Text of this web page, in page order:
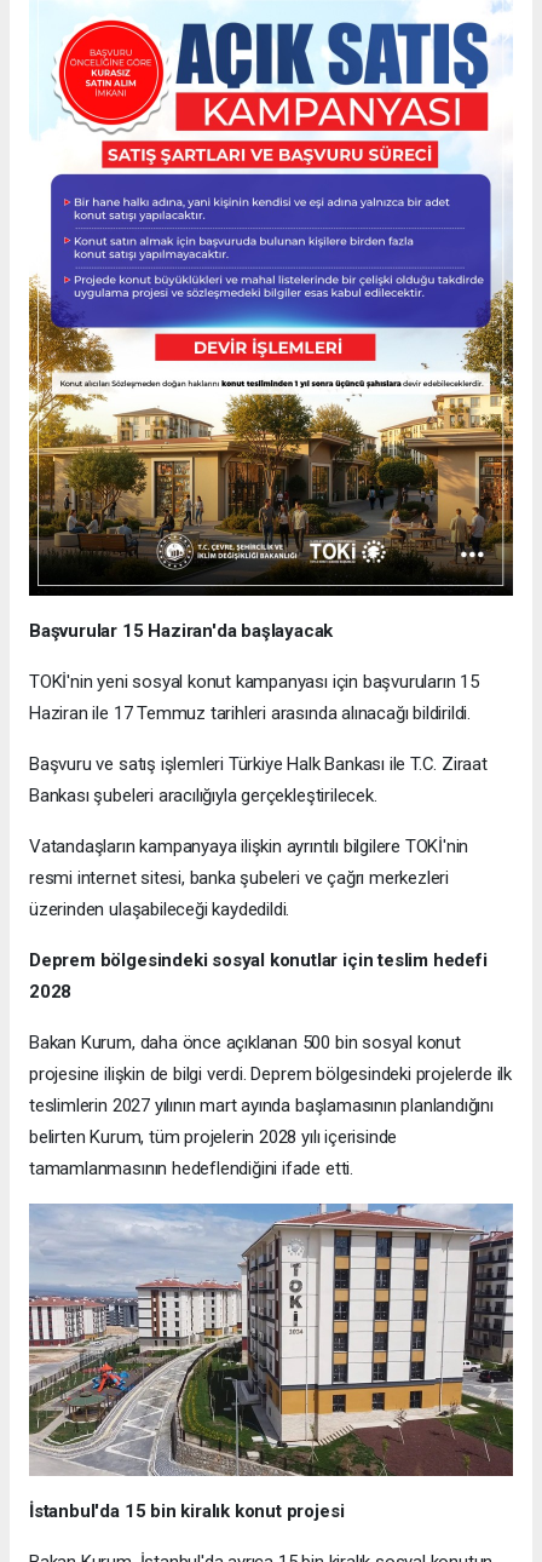
Başvurular 15 Haziran'da başlayacak
TOKİ'nin yeni sosyal konut kampanyası için başvuruların 15
Haziran ile 17 Temmuz tarihleri arasında alınacağı bildirildi.
Başvuru ve satış işlemleri Türkiye Halk Bankası ile T.C. Ziraat
Bankası şubeleri aracılığıyla gerçekleştirilecek.
Vatandaşların kampanyaya ilişkin ayrıntılı bilgilere TOKİ'nin
resmi internet sitesi, banka şubeleri ve çağrı merkezleri
üzerinden ulaşabileceği kaydedildi.
Deprem bölgesindeki sosyal konutlar için teslim hedefi
2028
Bakan Kurum, daha önce açıklanan 500 bin sosyal konut
projesine ilişkin de bilgi verdi. Deprem bölgesindeki projelerde ilk
teslimlerin 2027 yılının mart ayında başlamasının planlandığını
belirten Kurum, tüm projelerin 2028 yılı içerisinde
tamamlanmasının hedeflendiğini ifade etti.
İstanbul'da 15 bin kiralık konut projesi